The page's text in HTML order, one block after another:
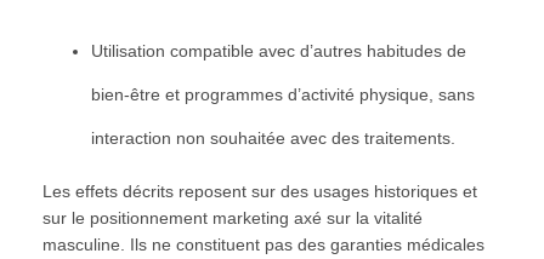
Utilisation compatible avec d’autres habitudes de
bien‑être et programmes d’activité physique, sans
interaction non souhaitée avec des traitements.
Les effets décrits reposent sur des usages historiques et
sur le positionnement marketing axé sur la vitalité
masculine. Ils ne constituent pas des garanties médicales